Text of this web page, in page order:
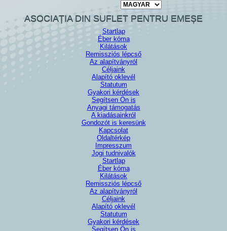
ASOCIAȚIA DIN SUFLET PENTRU EMEȘE
Startlap
Éber kóma
Kilátások
Remissziós lépcső
Az alapítványról
Céljaink
Alapító oklevél
Statutum
Gyakori kérdések
Segítsen Ön is
Anyagi támogatás
A kiadásainkról
Gondozót is keresünk
Kapcsolat
Oldaltérkép
Impresszum
Jogi tudnivalók
Startlap
Éber kóma
Kilátások
Remissziós lépcső
Az alapítványról
Céljaink
Alapító oklevél
Statutum
Gyakori kérdések
Segítsen Ön is